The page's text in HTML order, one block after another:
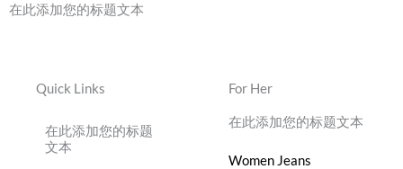
在此添加您的标题文本
Quick Links
在此添加您的标题
文本
For Her
在此添加您的标题文本
Women Jeans